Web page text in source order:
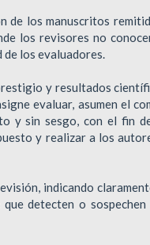
de los manuscritos
los revisores no
los evaluadores.
y resultados
evaluar, asumen el
y sin sesgo, con el fin
y realizar a los
indicando
detecten o sospechen